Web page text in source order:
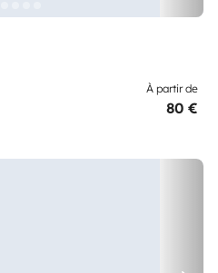
À partir de
80 €